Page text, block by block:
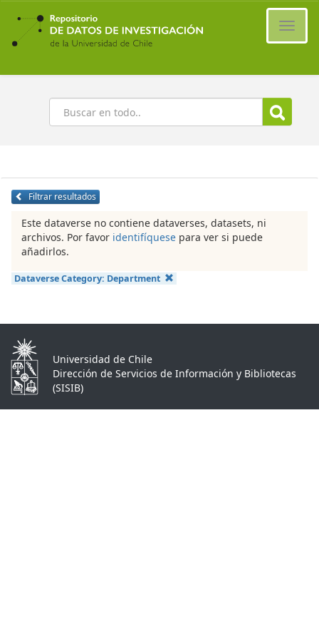
Ir
contenido
principal
Buscar
Filtrar resultados
Este dataverse no contiene dataverses, datasets, ni
archivos. Por favor identifíquese para ver si puede
añadirlos.
Dataverse Category: Department
Universidad de Chile
Dirección de Servicios de Información y Bibliotecas
(SISIB)